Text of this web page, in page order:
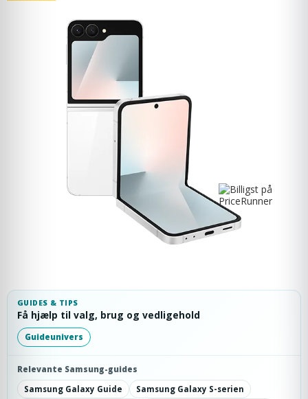
GUIDES & TIPS
Få hjælp til valg, brug og vedligehold
Guideunivers
Relevante Samsung-guides
Samsung Galaxy Guide
Samsung Galaxy S-serien